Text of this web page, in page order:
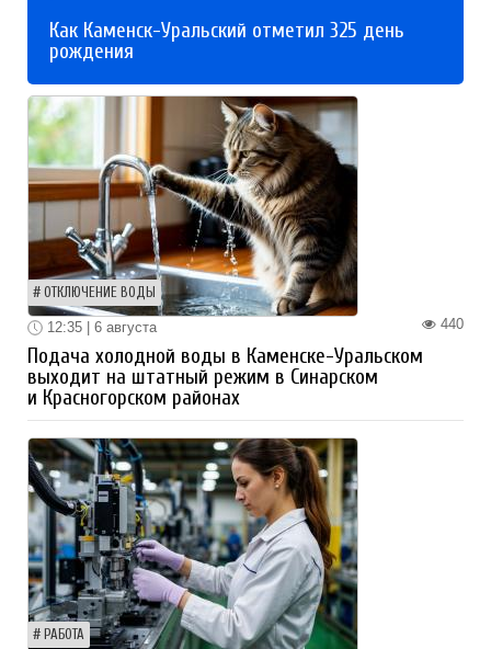
Как Каменск-Уральский отметил 325 день
рождения
ОТКЛЮЧЕНИЕ ВОДЫ
440
12:35 | 6 августа
Подача холодной воды в Каменске-Уральском
выходит на штатный режим в Синарском
и Красногорском районах
РАБОТА